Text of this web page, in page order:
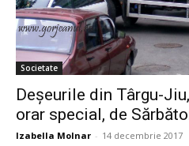
Societate
Deşeurile din Târgu-
orar special, de
Izabella Molnar - 14 decembrie 2017